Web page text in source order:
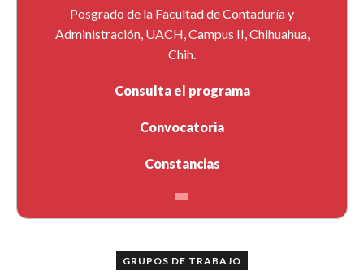
Posgrado de la Facultad de Contaduría y
Administración, UACH, Campus II, Chihuahua,
Chih.
Consulta el programa
Convocatoria
Constancias
GRUPOS DE TRABAJO